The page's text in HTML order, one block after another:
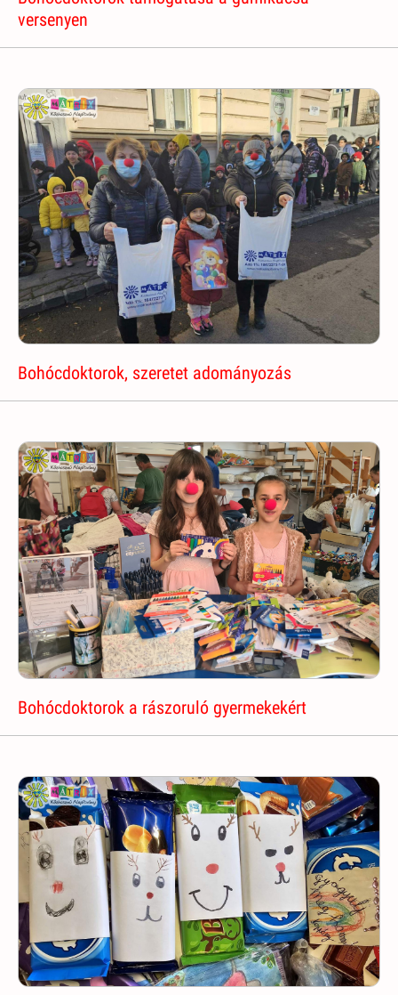
versenyen
Bohócdoktorok, szeretet adományozás
Bohócdoktorok a rászoruló gyermekekért